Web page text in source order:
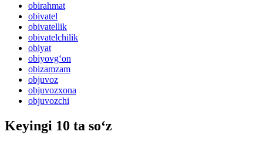
obirahmat
obivatel
obivatellik
obivatelchilik
obiyat
obiyovg‘on
obizamzam
objuvoz
objuvozxona
objuvozchi
Keyingi 10 ta so‘z